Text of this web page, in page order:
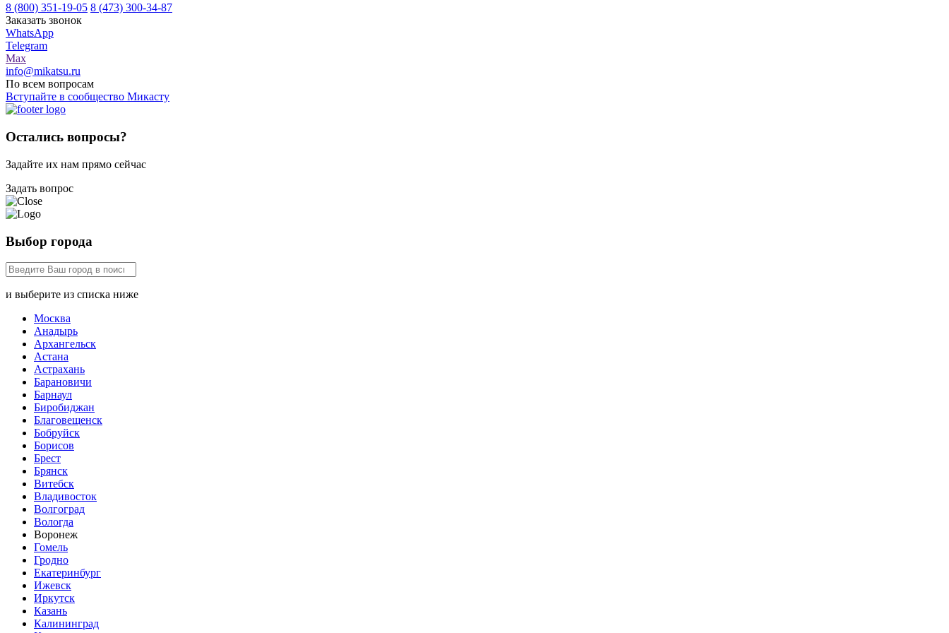
8 (800) 351-19-05 8 (473) 300-34-87
Заказать звонок
WhatsApp
Telegram
Max
info@mikatsu.ru
По всем вопросам
Вступайте в сообщество Микасту
Остались вопросы?
Задайте их нам прямо сейчас
Задать вопрос
Выбор города
и выберите из списка ниже
Москва
Анадырь
Архангельск
Астана
Астрахань
Барановичи
Барнаул
Биробиджан
Благовещенск
Бобруйск
Борисов
Брест
Брянск
Витебск
Владивосток
Волгоград
Вологда
Воронеж
Гомель
Гродно
Екатеринбург
Ижевск
Иркутск
Казань
Калининград